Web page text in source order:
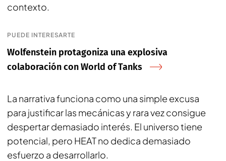
contexto.
PUEDE INTERESARTE
Wolfenstein protagoniza una explosiva
colaboración con World of Tanks
La narrativa funciona como una simple excusa
para justificar las mecánicas y rara vez consigue
despertar demasiado interés. El universo tiene
potencial, pero HEAT no dedica demasiado
esfuerzo a desarrollarlo.